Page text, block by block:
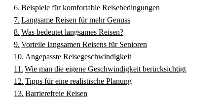
Beispiele für komfortable Reisebedingungen
Langsame Reisen für mehr Genuss
Was bedeutet langsames Reisen?
Vorteile langsamen Reisens für Senioren
Angepasste Reisegeschwindigkeit
Wie man die eigene Geschwindigkeit berücksichtigt
Tipps für eine realistische Planung
Barrierefreie Reisen